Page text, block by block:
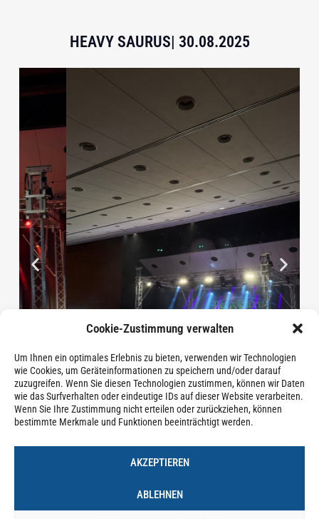
Cookie-Zustimmung verwalten
Um Ihnen ein optimales Erlebnis zu bieten, verwenden wir Technologien
wie Cookies, um Geräteinformationen zu speichern und/oder darauf
zuzugreifen. Wenn Sie diesen Technologien zustimmen, können wir Daten
wie das Surfverhalten oder eindeutige IDs auf dieser Website verarbeiten.
Wenn Sie Ihre Zustimmung nicht erteilen oder zurückziehen, können
bestimmte Merkmale und Funktionen beeinträchtigt werden.
AKZEPTIEREN
ABLEHNEN
HEAVY SAURUS| 30.08.2025